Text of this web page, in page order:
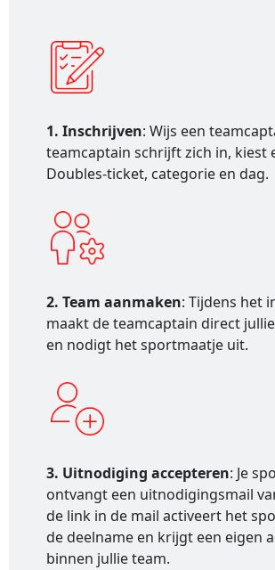
1. Inschrijven: Wijs een
teamcaptain schrijft zich in, kiest
Doubles-ticket, categorie en dag.
2. Team aanmaken: Tijdens het
maakt de teamcaptain direct
en nodigt het sportmaatje uit.
3. Uitnodiging accepteren: Je
ontvangt een uitnodigingsmail
de link in de mail activeert het
de deelname en krijgt een eigen
binnen jullie team.